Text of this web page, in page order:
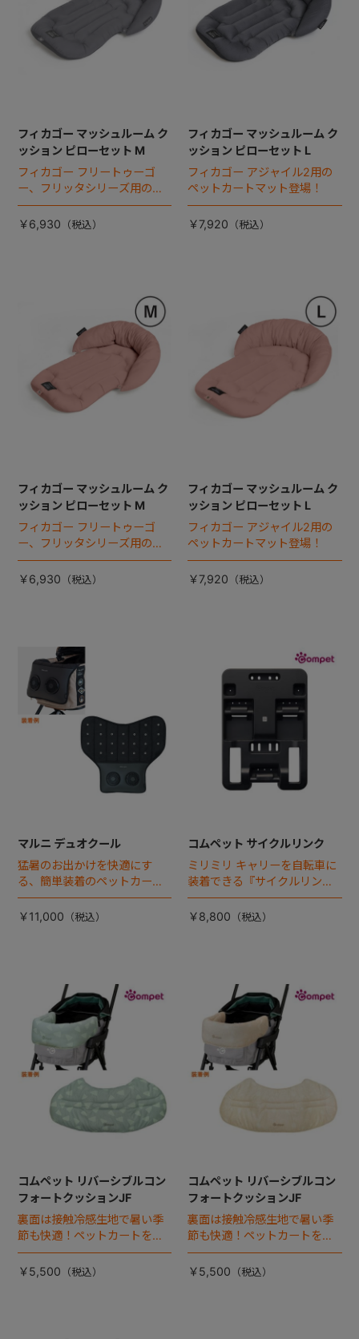
フィカゴー マッシュルーム ク
ッション ピローセット M
フィカゴー フリートゥーゴ
ー、フリッタシリーズ用のペ
ットカートマット登場！
￥6,930
フィカゴー マッシュルーム ク
ッション ピローセット L
フィカゴー アジャイル2用の
ペットカートマット登場！
￥7,920
フィカゴー マッシュルーム ク
ッション ピローセット M
フィカゴー フリートゥーゴ
ー、フリッタシリーズ用のペ
ットカートマット登場！
￥6,930
フィカゴー マッシュルーム ク
ッション ピローセット L
フィカゴー アジャイル2用の
ペットカートマット登場！
￥7,920
マルニ デュオクール
猛暑のお出かけを快適にす
る、簡単装着のペットカート
専用ダブル送風ファンが登
場。
￥11,000
コムペット サイクルリンク
ミリミリ キャリーを自転車に
装着できる『サイクルリン
ク』が登場！
￥8,800
コムペット リバーシブルコン
フォートクッションJF
裏面は接触冷感生地で暑い季
節も快適！ペットカートをお
しゃれに・かわいく・かっこ
よく！
￥5,500
コムペット リバーシブルコン
フォートクッションJF
裏面は接触冷感生地で暑い季
節も快適！ペットカートをお
しゃれに・かわいく・かっこ
よく！
￥5,500